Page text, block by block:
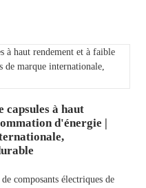
capsules à haut
d'énergie |
composants électriques de